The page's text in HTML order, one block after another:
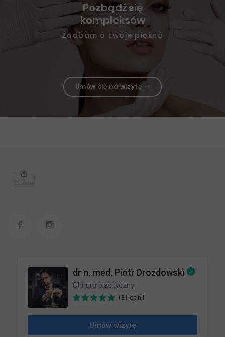
Pozbądź się
kompleksów
Zadbam o twoje piękno
Umów się na wizytę